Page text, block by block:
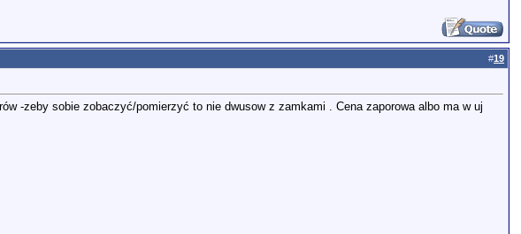
#19
-zeby sobie zobaczyć/pomierzyć to nie dwusow z zamkami . Cena zaporowa albo ma w uj